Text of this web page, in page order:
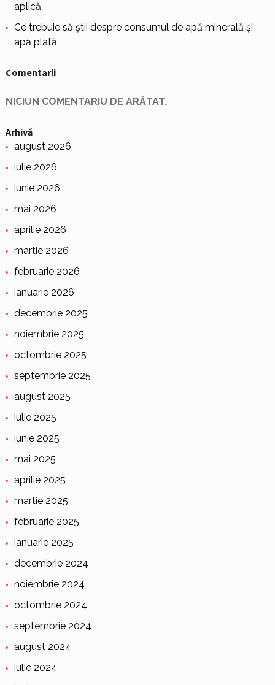
aplică
Ce trebuie să știi despre consumul de apă minerală și
apă plată
Comentarii
NICIUN COMENTARIU DE ARĂTAT.
Arhivă
august 2026
iulie 2026
iunie 2026
mai 2026
aprilie 2026
martie 2026
februarie 2026
ianuarie 2026
decembrie 2025
noiembrie 2025
octombrie 2025
septembrie 2025
august 2025
iulie 2025
iunie 2025
mai 2025
aprilie 2025
martie 2025
februarie 2025
ianuarie 2025
decembrie 2024
noiembrie 2024
octombrie 2024
septembrie 2024
august 2024
iulie 2024